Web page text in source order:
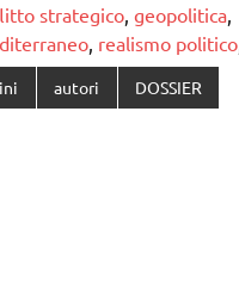
strategico geopolitica
realismo politico
autori DOSSIER